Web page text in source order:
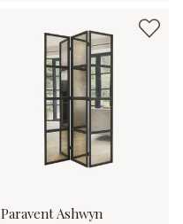
Paravent Ashwyn